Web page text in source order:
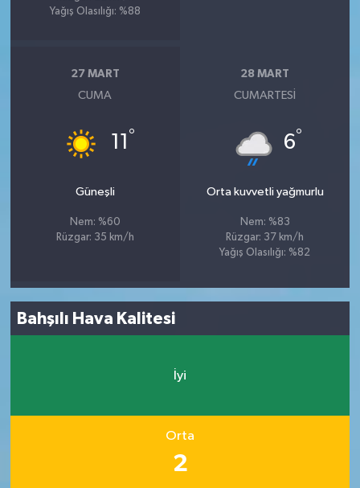
Yağış Olasılığı: %88
27 MART
CUMA
11 °
Güneşli
Nem: %60
Rüzgar: 35 km/h
28 MART
CUMARTESI
6°
Orta kuvvetli yağmurlu
Nem: %83
Rüzgar: 37 km/h
Yağış Olasılığı: %82
Bahşılı Hava Kalitesi
İyi
Orta
2